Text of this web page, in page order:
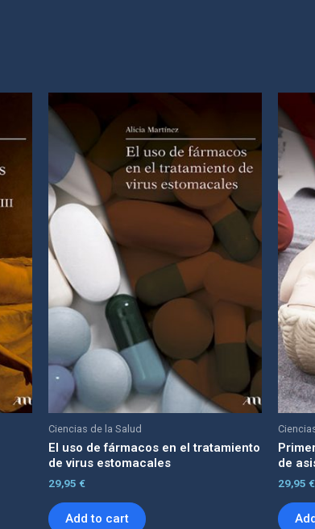
Ciencias de la Salud
El uso de fármacos en el tratamiento
de virus estomacales
29,95 €
Add to cart
de
29,95 €